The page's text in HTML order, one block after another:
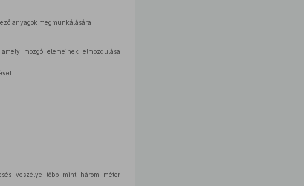
anyagok megmunkálására.
mozgó elemeinek elmozdulása
veszélye több mint három méter